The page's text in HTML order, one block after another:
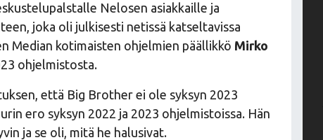
Nelosen asiakkaille ja
joka oli julkisesti netissä katseltavissa
Median kotimaisten ohjelmien päällikkö Mirko
ohjelmistosta.
että Big Brother ei ole syksyn 2023
ero syksyn 2022 ja 2023 ohjelmistoissa. Hän
ja se oli, mitä he halusivat.